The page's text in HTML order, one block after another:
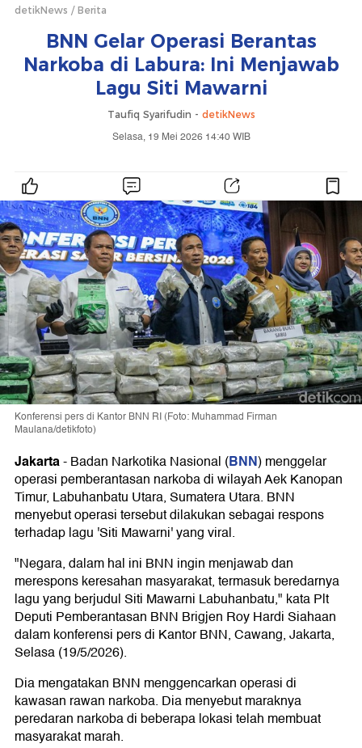
detikNews Berita
BNN Gelar Operasi Berantas
Narkoba di Labura: Ini Menjawab
Lagu Siti Mawarni
Taufiq Syarifudin - detikNews
Selasa, 19 Mei 2026 14:40 WIB
Konferensi pers di Kantor BNN RI (Foto: Muhammad Firman
Maulana/detikfoto)
Jakarta-Badan Narkotika Nasional (BNN) menggelar
operasi pemberantasan narkoba di wilayah Aek Kanopan
Timur, Labuhanbatu Utara, Sumatera Utara. BNN
menyebut operasi tersebut dilakukan sebagai respons
terhadap lagu 'Siti Mawarni' yang viral.
"Negara, dalam hal ini BNN ingin menjawab dan
merespons keresahan masyarakat, termasuk beredarnya
lagu yang berjudul Siti Mawarni Labuhanbatu," kata Plt
Deputi Pemberantasan BNN Brigjen Roy Hardi Siahaan
dalam konferensi pers di Kantor BNN, Cawang, Jakarta,
Selasa (19/5/2026).
Dia mengatakan BNN menggencarkan operasi di
kawasan rawan narkoba. Dia menyebut maraknya
peredaran narkoba di beberapa lokasi telah membuat
masyarakat marah.